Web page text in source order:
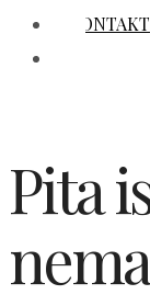
KONTAKT
Pita